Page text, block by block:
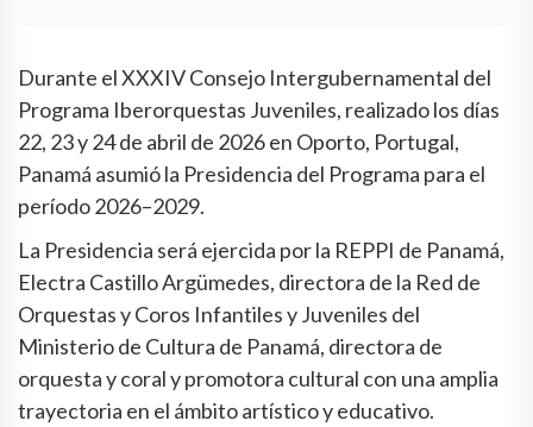
Durante el XXXIV Consejo Intergubernamental del
Programa Iberorquestas Juveniles, realizado los días
22, 23 y 24 de abril de 2026 en Oporto, Portugal,
Panamá asumió la Presidencia del Programa para el
período 2026–2029.
La Presidencia será ejercida por la REPPI de Panamá,
Electra Castillo Argümedes, directora de la Red de
Orquestas y Coros Infantiles y Juveniles del
Ministerio de Cultura de Panamá, directora de
orquesta y coral y promotora cultural con una amplia
trayectoria en el ámbito artístico y educativo.